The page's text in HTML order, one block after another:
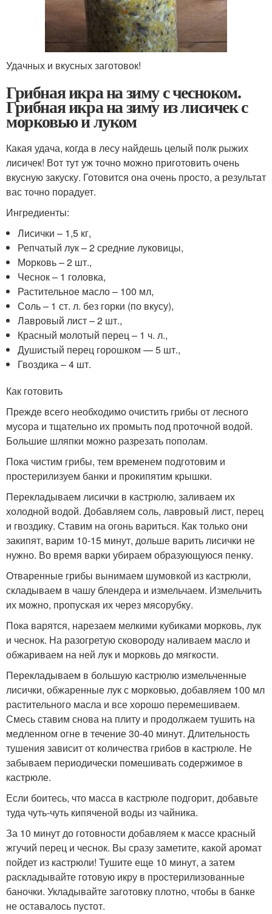
Удачных и вкусных заготовок!
Грибная икра на зиму с чесноком.
Грибная икра на зиму из лисичек с
морковью и луком
Какая удача, когда в лесу найдешь целый полк рыжих
лисичек! Вот тут уж точно можно приготовить очень
вкусную закуску. Готовится она очень просто, а результат
вас точно порадует.
Ингредиенты:
Лисички – 1,5 кг,
Репчатый лук – 2 средние луковицы,
Морковь – 2 шт.,
Чеснок – 1 головка,
Растительное масло – 100 мл,
Соль – 1 ст. л. без горки (по вкусу),
Лавровый лист – 2 шт.,
Красный молотый перец – 1 ч. л.,
Душистый перец горошком — 5 шт.,
Гвоздика – 4 шт.
Как готовить
Прежде всего необходимо очистить грибы от лесного
мусора и тщательно их промыть под проточной водой.
Большие шляпки можно разрезать пополам.
Пока чистим грибы, тем временем подготовим и
простерилизуем банки и прокипятим крышки.
Перекладываем лисички в кастрюлю, заливаем их
холодной водой. Добавляем соль, лавровый лист, перец
и гвоздику. Ставим на огонь вариться. Как только они
закипят, варим 10-15 минут, дольше варить лисички не
нужно. Во время варки убираем образующуюся пенку.
Отваренные грибы вынимаем шумовкой из кастрюли,
складываем в чашу блендера и измельчаем. Измельчить
их можно, пропуская их через мясорубку.
Пока варятся, нарезаем мелкими кубиками морковь, лук
и чеснок. На разогретую сковороду наливаем масло и
обжариваем на ней лук и морковь до мягкости.
Перекладываем в большую кастрюлю измельченные
лисички, обжаренные лук с морковью, добавляем 100 мл
растительного масла и все хорошо перемешиваем.
Смесь ставим снова на плиту и продолжаем тушить на
медленном огне в течение 30-40 минут. Длительность
тушения зависит от количества грибов в кастрюле. Не
забываем периодически помешивать содержимое в
кастрюле.
Если боитесь, что масса в кастрюле подгорит, добавьте
туда чуть-чуть кипяченой воды из чайника.
За 10 минут до готовности добавляем к массе красный
жгучий перец и чеснок. Вы сразу заметите, какой аромат
пойдет из кастрюли! Тушите еще 10 минут, а затем
раскладывайте готовую икру в простерилизованные
баночки. Укладывайте заготовку плотно, чтобы в банке
не оставалось пустот.